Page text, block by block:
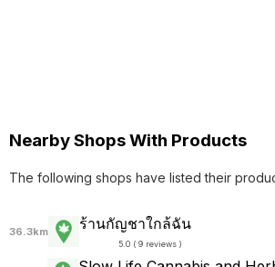
Nearby Shops With Products
The following shops have listed their
36.3km ร้านกัญชาใกล้ฉัน
5.0 ( 9 reviews )